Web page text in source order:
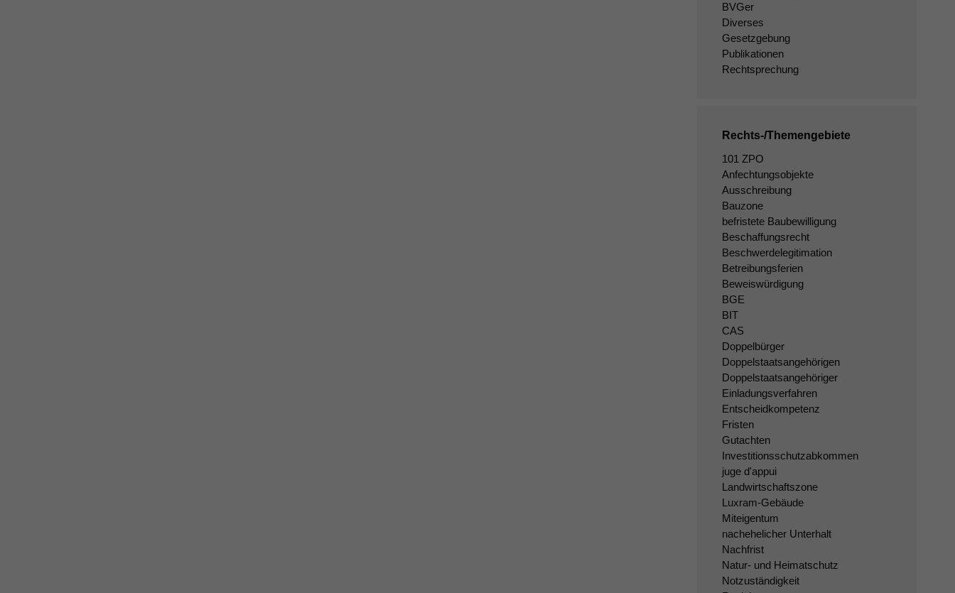
BVGer
Diverses
Gesetzgebung
Publikationen
Rechtsprechung
Rechts-/Themengebiete
101 ZPO
Anfechtungsobjekte
Ausschreibung
Bauzone
befristete Baubewilligung
Beschaffungsrecht
Beschwerdelegitimation
Betreibungsferien
Beweiswürdigung
BGE
BIT
CAS
Doppelbürger
Doppelstaatsangehörigen
Doppelstaatsangehöriger
Einladungsverfahren
Entscheidkompetenz
Fristen
Gutachten
Investitionsschutzabkommen
juge d'appui
Landwirtschaftszone
Luxram-Gebäude
Miteigentum
nachehelicher Unterhalt
Nachfrist
Natur- und Heimatschutz
Notzuständigkeit